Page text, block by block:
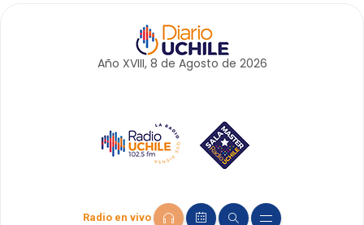
Año XVIII, 8 de Agosto de 2026
Radio en vivo